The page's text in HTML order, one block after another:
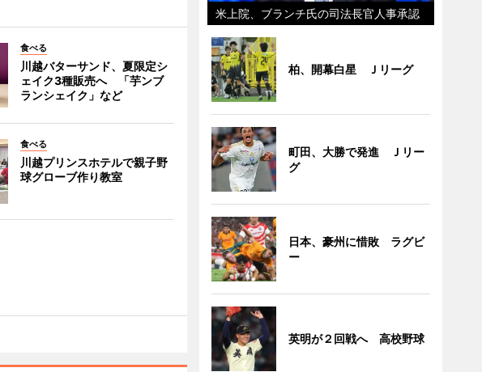
食べる
川越バターサンド、夏限定シ
ェイク3種販売へ 「芋ンブ
ランシェイク」など
食べる
川越プリンスホテルで親子野
球グローブ作り教室
米上院、ブランチ氏の司法長官人事承認
柏、開幕白星 Ｊリーグ
町田、大勝で発進 Ｊリー
グ
日本、豪州に惜敗 ラグビ
ー
英明が２回戦へ 高校野球